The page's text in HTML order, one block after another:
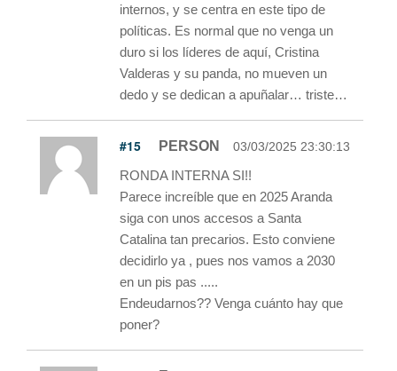
internos, y se centra en este tipo de
políticas. Es normal que no venga un
duro si los líderes de aquí, Cristina
Valderas y su panda, no mueven un
dedo y se dedican a apuñalar… triste…
#15 PERSON 03/03/2025 23:30:13
RONDA INTERNA SI!!
Parece increíble que en 2025 Aranda
siga con unos accesos a Santa
Catalina tan precarios. Esto conviene
decidirlo ya , pues nos vamos a 2030
en un pis pas .....
Endeudarnos?? Venga cuánto hay que
poner?